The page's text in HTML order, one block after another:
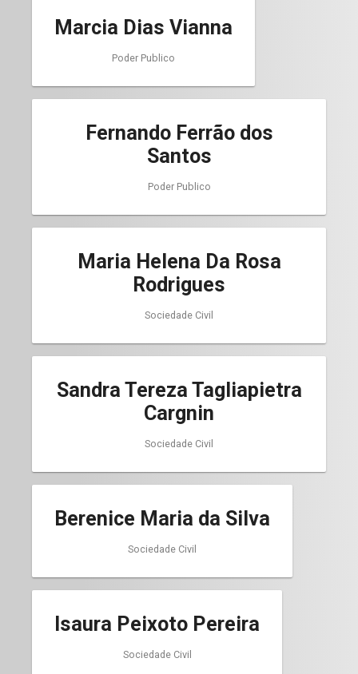
Marcia Dias Vianna
Poder Publico
Fernando Ferrão dos
Santos
Poder Publico
Maria Helena Da Rosa
Rodrigues
Sociedade Civil
Sandra Tereza Tagliapietra
Cargnin
Sociedade Civil
Berenice Maria da Silva
Sociedade Civil
Isaura Peixoto Pereira
Sociedade Civil